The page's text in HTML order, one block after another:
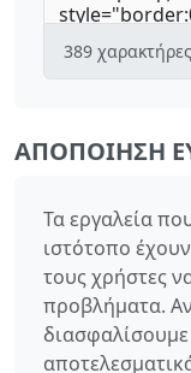
389 χαρακτήρες
ΑΠΟΠΟΊΗΣΗ
Τα εργαλεία
ιστότοπο
τους χρήστες
προβλήματα.
διασφαλίσουμε